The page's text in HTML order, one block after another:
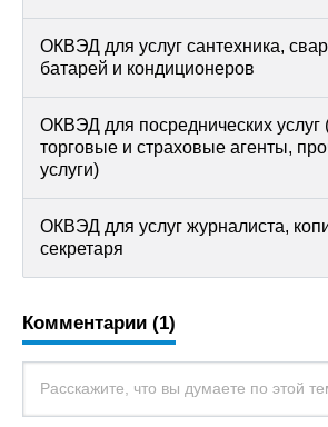
ОКВЭД для услуг сантехника,
батарей и кондиционеров
ОКВЭД для посреднических услуг
торговые и страховые агенты,
услуги)
ОКВЭД для услуг журналиста,
секретаря
Комментарии (1)